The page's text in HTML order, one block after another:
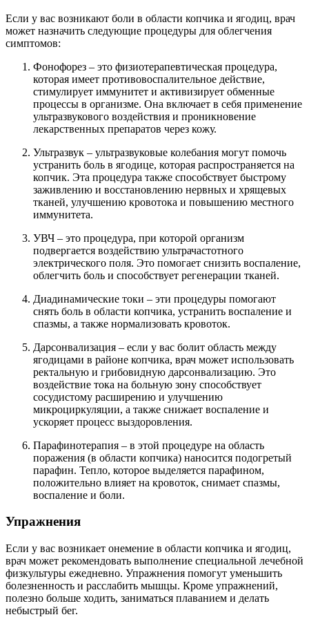
Если у вас возникают боли в области копчика и ягодиц, врач
может назначить следующие процедуры для облегчения
симптомов:
Фонофорез – это физиотерапевтическая процедура,
которая имеет противовоспалительное действие,
стимулирует иммунитет и активизирует обменные
процессы в организме. Она включает в себя применение
ультразвукового воздействия и проникновение
лекарственных препаратов через кожу.
Ультразвук – ультразвуковые колебания могут помочь
устранить боль в ягодице, которая распространяется на
копчик. Эта процедура также способствует быстрому
заживлению и восстановлению нервных и хрящевых
тканей, улучшению кровотока и повышению местного
иммунитета.
УВЧ – это процедура, при которой организм
подвергается воздействию ультрачастотного
электрического поля. Это помогает снизить воспаление,
облегчить боль и способствует регенерации тканей.
Диадинамические токи – эти процедуры помогают
снять боль в области копчика, устранить воспаление и
спазмы, а также нормализовать кровоток.
Дарсонвализация – если у вас болит область между
ягодицами в районе копчика, врач может использовать
ректальную и грибовидную дарсонвализацию. Это
воздействие тока на больную зону способствует
сосудистому расширению и улучшению
микроциркуляции, а также снижает воспаление и
ускоряет процесс выздоровления.
Парафинотерапия – в этой процедуре на область
поражения (в области копчика) наносится подогретый
парафин. Тепло, которое выделяется парафином,
положительно влияет на кровоток, снимает спазмы,
воспаление и боли.
Упражнения
Если у вас возникает онемение в области копчика и ягодиц,
врач может рекомендовать выполнение специальной лечебной
физкультуры ежедневно. Упражнения помогут уменьшить
болезненность и расслабить мышцы. Кроме упражнений,
полезно больше ходить, заниматься плаванием и делать
небыстрый бег.